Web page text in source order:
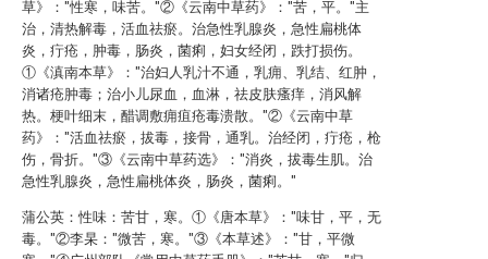
草》："性寒，味苦。"②《云南中草药》："苦，平。"主
治，清热解毒，活血祛瘀。治急性乳腺炎，急性扁桃体
炎，疔疮，肿毒，肠炎，菌痢，妇女经闭，跌打损伤。
①《滇南本草》："治妇人乳汁不通，乳痈、乳结、红肿，
消诸疮肿毒；治小儿尿血，血淋，祛皮肤瘙痒，消风解
热。梗叶细末，醋调敷痈疽疮毒溃散。"②《云南中草
药》："活血祛瘀，拔毒，接骨，通乳。治经闭，疔疮，枪
伤，骨折。"③《云南中草药选》："消炎，拔毒生肌。治
急性乳腺炎，急性扁桃体炎，肠炎，菌痢。"
蒲公英：性味：苦甘，寒。①《唐本草》："味甘，平，无
毒。"②李杲："微苦，寒。"③《本草述》："甘，平微